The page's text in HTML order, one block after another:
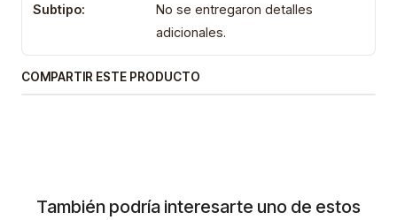
Subtipo:
No se entregaron detalles
adicionales.
COMPARTIR ESTE PRODUCTO
También podría interesarte uno de estos